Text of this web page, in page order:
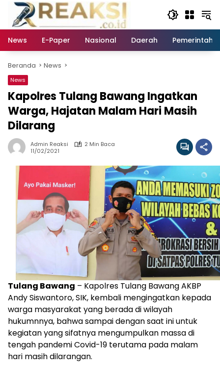
Langsung
konten
News
E-Paper Nasional Daerah
Beranda News
News
Kapolres Tulang Bawang Ingatkan
Warga, Hajatan Malam Hari Masih
Dilarang
Admin Reaksi
2 Min Baca
11/02/2021
Tulang Bawang – Kapolres Tulang Bawang AKBP
Andy Siswantoro, SIK, kembali mengingatkan kepada
warga masyarakat yang berada di wilayah
hukumnnya, bahwa sampai dengan saat ini untuk
kegiatan yang sifatnya mengumpulkan massa di
tengah pandemi Covid-19 terutama pada malam
hari masih dilarangan.